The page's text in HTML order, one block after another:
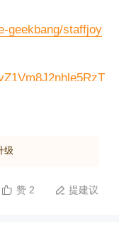
geekbang/staffjoy
级
 赞 2  提建议